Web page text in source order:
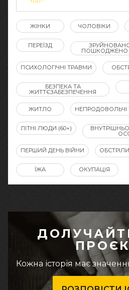
ЖІНКИ ЧОЛОВІКИ
ПЕРЕЇЗД
ПОШКОДЖЕНО
ПСИХОЛОГІЧНІ ТРАВМИ
БЕЗПЕКА ТА
ЖИТТЄЗАБЕЗПЕЧЕННЯ
ЖИТЛО НЕПРОДОВОЛЬЧІ
ЛІТНІ ЛЮДИ (60+)
ПЕРШИЙ ДЕНЬ ВІЙНИ
ЇЖА ОКУПАЦІЯ
Кожна історія має